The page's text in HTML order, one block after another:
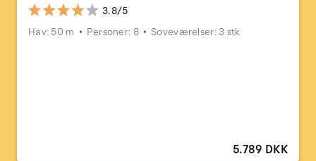
3.8/5
Hav: 50 m
Personer: 8 Soveværelser: 3 stk
5.789 DKK